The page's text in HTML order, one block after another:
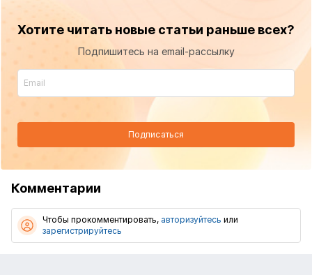
Хотите читать новые статьи раньше всех?
Подпишитесь на email-рассылку
Подписаться
Комментарии
Чтобы прокомментировать, авторизуйтесь или
зарегистрируйтесь